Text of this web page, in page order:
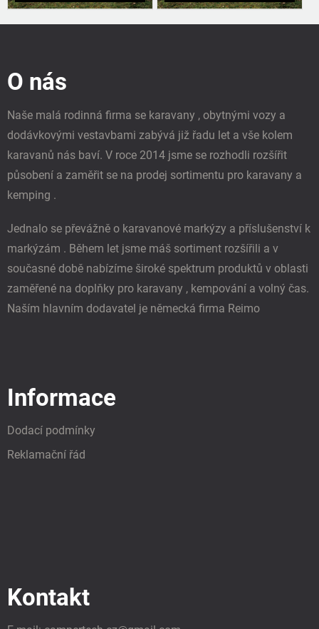
O nás
Naše malá rodinná firma se karavany , obytnými vozy a
dodávkovými vestavbami zabývá již řadu let a vše kolem
karavanů nás baví. V roce 2014 jsme se rozhodli rozšířit
působení a zaměřit se na prodej sortimentu pro karavany a
kemping .
Jednalo se převážně o karavanové markýzy a příslušenství k
markýzám . Během let jsme máš sortiment rozšířili a v
současné době nabízíme široké spektrum produktů v oblasti
zaměřené na doplňky pro karavany , kempování a volný čas.
Naším hlavním dodavatel je německá firma Reimo
Informace
Dodací podmínky
Reklamační řád
Kontakt